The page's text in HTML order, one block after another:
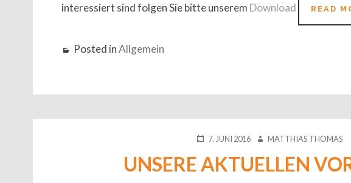
interessiert sind folgen Sie bitte unserem Download READ
Posted inAllgemein
POSTED
7. JUNI 2016 AUTHOR
MATTHIAS THOMAS
UNSERE AKTUELLEN